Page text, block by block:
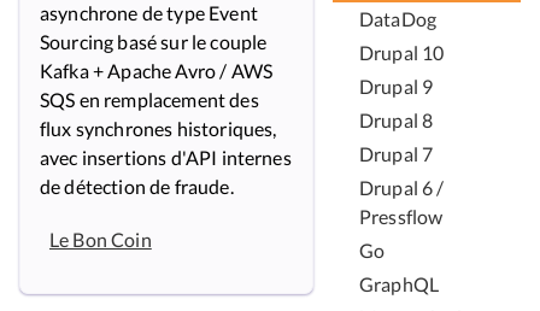
asynchrone de type Event
Sourcing basé sur le couple
Kafka + Apache Avro / AWS
SQS en remplacement des
flux synchrones historiques,
avec insertions d'API internes
de détection de fraude.
Le Bon Coin
DataDog
Drupal 10
Drupal 9
Drupal 8
Drupal 7
Drupal 6 /
Pressflow
Go
GraphQL